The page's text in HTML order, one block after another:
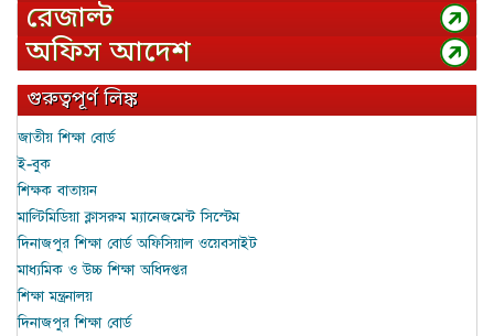
রেজাল্ট
অফিস আদেশ
গুরুত্বপূর্ণ লিঙ্ক
জাতীয় শিক্ষা বোর্ড
ই-বুক
শিক্ষক বাতায়ন
মাল্টিমিডিয়া ক্লাসরুম ম্যানেজমেন্ট সিস্টেম
দিনাজপুর শিক্ষা বোর্ড অফিসিয়াল ওয়েবসাইট
মাধ্যমিক ও উচ্চ শিক্ষা অধিদপ্তর
শিক্ষা মন্ত্রনালয়
দিনাজপুর শিক্ষা বোর্ড